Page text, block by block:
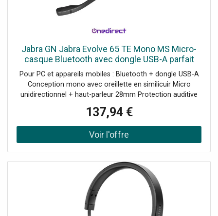
Jabra GN Jabra Evolve 65 TE Mono MS Micro-
casque Bluetooth avec dongle USB-A parfait
pour les appels quotidiens et l'écoute de
musique.
Pour PC et appareils mobiles : Bluetooth + dongle USB-A
Conception mono avec oreillette en similicuir Micro
unidirectionnel + haut-parleur 28mm Protection auditive
intégrée Autonomie en appel : jusqu'à 16h Certifié
Microsoft Teams
137,94 €